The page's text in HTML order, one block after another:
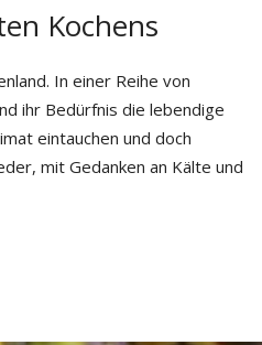
Kochens
In einer Reihe von
ihr Bedürfnis die lebendige
eintauchen und doch
mit Gedanken an Kälte und